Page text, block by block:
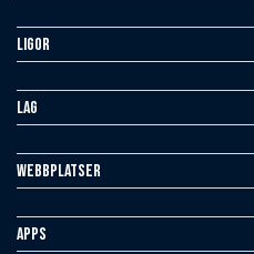
Ligor
Lag
Webbplatser
Apps